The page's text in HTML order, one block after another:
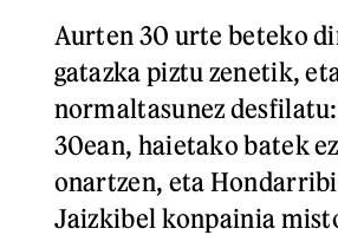
Aurten 30 urte beteko
gatazka piztu zenetik,
normaltasunez
30ean, haietako batek
onartzen, eta
Jaizkibel konpainia